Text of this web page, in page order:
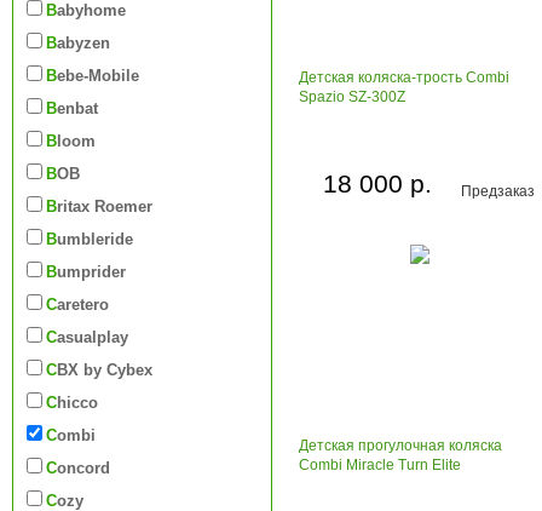
Babyhome
Babyzen
Bebe-Mobile
Benbat
Bloom
BOB
Britax Roemer
Bumbleride
Bumprider
Caretero
Casualplay
CBX by Cybex
Chicco
Combi
Concord
Cozy
Детская коляска-трость Combi
Spazio SZ-300Z
Предзаказ
18 000 р.
Детская прогулочная коляска
Combi Miracle Turn Elite